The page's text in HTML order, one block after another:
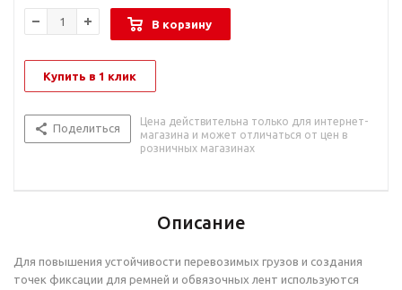
В корзину
Купить в 1 клик
Поделиться
Цена действительна только для интернет-
магазина и может отличаться от цен в
розничных магазинах
Описание
Для повышения устойчивости перевозимых грузов и создания
точек фиксации для ремней и обвязочных лент используются